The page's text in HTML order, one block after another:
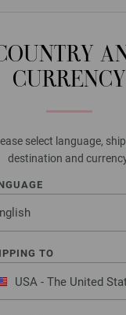
CURRENCY
select language,
destination and
TO
USA - The United
LANA GROSSA
À
- Magazine (DE) +